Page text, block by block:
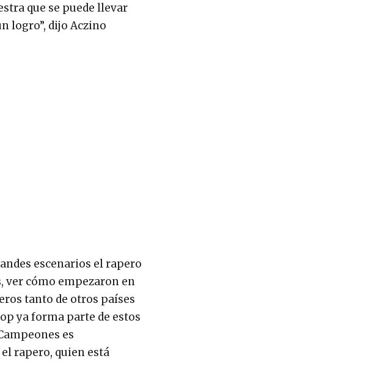
que se puede llevar
logro”, dijo Aczino
escenarios el rapero
ver cómo empezaron en
tanto de otros países
ya forma parte de estos
es
rapero, quien está